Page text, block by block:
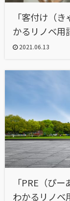
「客付け（
かるリノベ用
2021.06.13
「PRE（ぴ
わかるリノベ